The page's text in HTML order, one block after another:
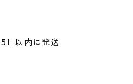
日以内に発送